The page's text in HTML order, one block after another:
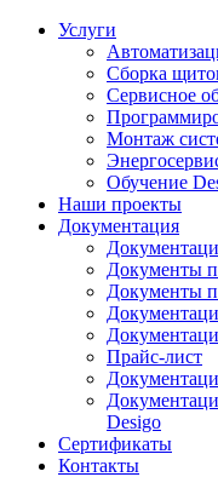
Услуги
Сборка
Сервисное
Монтаж
Обучение
Наши проекты
Документация
Документы
Документы
Прайс-лист
Desigo
Сертификаты
Контакты